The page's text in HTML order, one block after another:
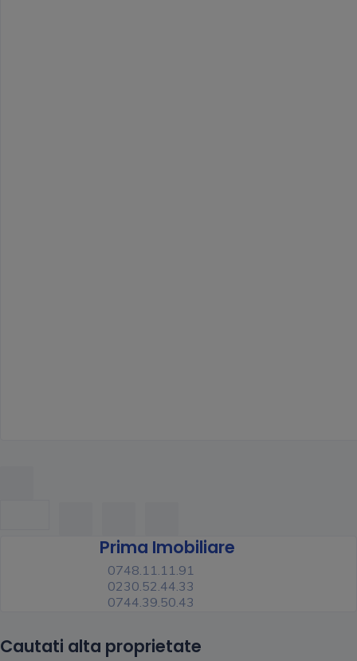
Prima Imobiliare
0748.11.11.91
0230.52.44.33
0744.39.50.43
Cautati alta proprietate